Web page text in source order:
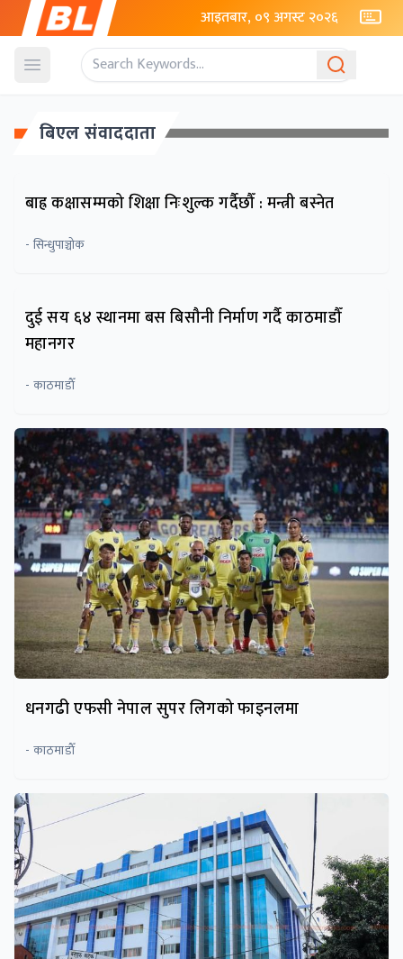
आइतबार, ०९ अगस्ट २०२६
Open menu
बिएल संवाददाता
बाह्र कक्षासम्मको शिक्षा निःशुल्क गर्दैछौँ : मन्त्री बस्नेत
- सिन्धुपाञ्चोक
दुई सय ६४ स्थानमा बस बिसौनी निर्माण गर्दै काठमाडौँ
महानगर
- काठमाडाैँ
धनगढी एफसी नेपाल सुपर लिगको फाइनलमा
- काठमाडाैँ